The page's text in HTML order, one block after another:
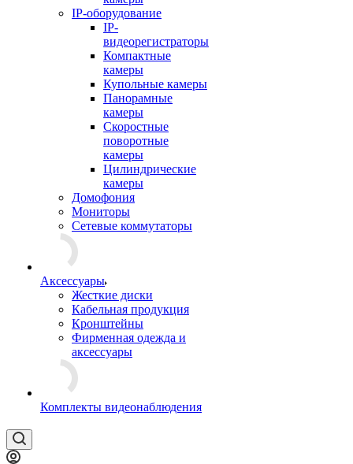
IP-оборудование
IP-
видеорегистраторы
Компактные
камеры
Купольные камеры
Панорамные
камеры
Скоростные
поворотные
камеры
Цилиндрические
камеры
Домофония
Мониторы
Сетевые коммутаторы
Аксессуары
Жесткие диски
Кабельная продукция
Кронштейны
Фирменная одежда и
аксессуары
Комплекты видеонаблюдения